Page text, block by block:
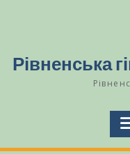
Рівненська